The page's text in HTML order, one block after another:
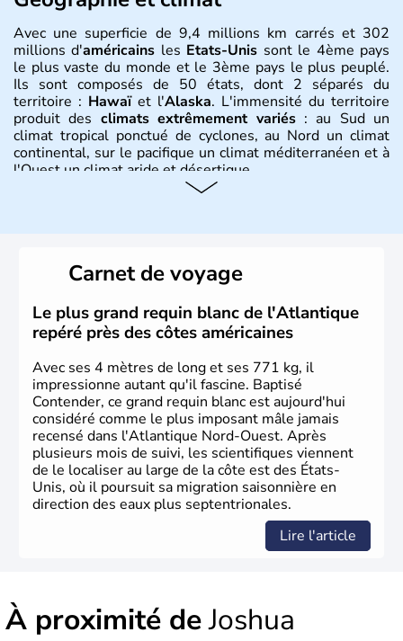
Avec une superficie de 9,4 millions km carrés et 302
millions d'américains les Etats-Unis sont le 4ème pays
le plus vaste du monde et le 3ème pays le plus peuplé.
Ils sont composés de 50 états, dont 2 séparés du
territoire : Hawaïet l'Alaska. L'immensité du territoire
produit des climats extrêmement variés: au Sud un
climat tropical ponctué de cyclones, au Nord un climat
continental, sur le pacifique un climat méditerranéen et à
l'Ouest un climat aride et désertique.
Plusieurs populations se sont succédées avant l'arrivée
des européens, suite à la découverte du continent par
Christophe Colomb en 1492. Les 13 colonies
britanniques proclament la Déclaration d'indépendance
en 1776 et adoptent leur première constitution en 1787.
La conquête de l'Ouest marque ensuite l'entrée dans une
phase de développement intense.
Carnet de voyage
Le plus grand requin blanc de l'Atlantique
repéré près des côtes américaines
Avec ses 4 mètres de long et ses 771 kg, il
impressionne autant qu'il fascine. Baptisé
Contender, ce grand requin blanc est aujourd'hui
considéré comme le plus imposant mâle jamais
recensé dans l'Atlantique Nord-Ouest. Après
plusieurs mois de suivi, les scientifiques viennent
de le localiser au large de la côte est des États-
Unis, où il poursuit sa migration saisonnière en
direction des eaux plus septentrionales.
Lire l'article
À proximité deJoshua